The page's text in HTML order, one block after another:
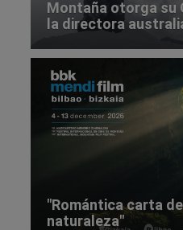
Montaña otorga su
la directora
"Romántica carta
naturaleza"